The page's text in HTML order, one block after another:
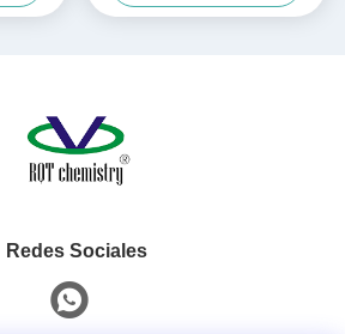
ácido acrílico
Redes Sociales